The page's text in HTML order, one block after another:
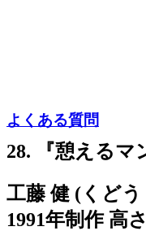
よくある質問
28. 『憩えるマ
工藤 健 (くど
1991年制作 高